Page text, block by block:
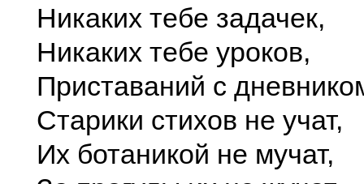
Никаких тебе задачек,
Никаких тебе уроков,
Приставаний с
Старики стихов не учат,
Их ботаникой не мучат,